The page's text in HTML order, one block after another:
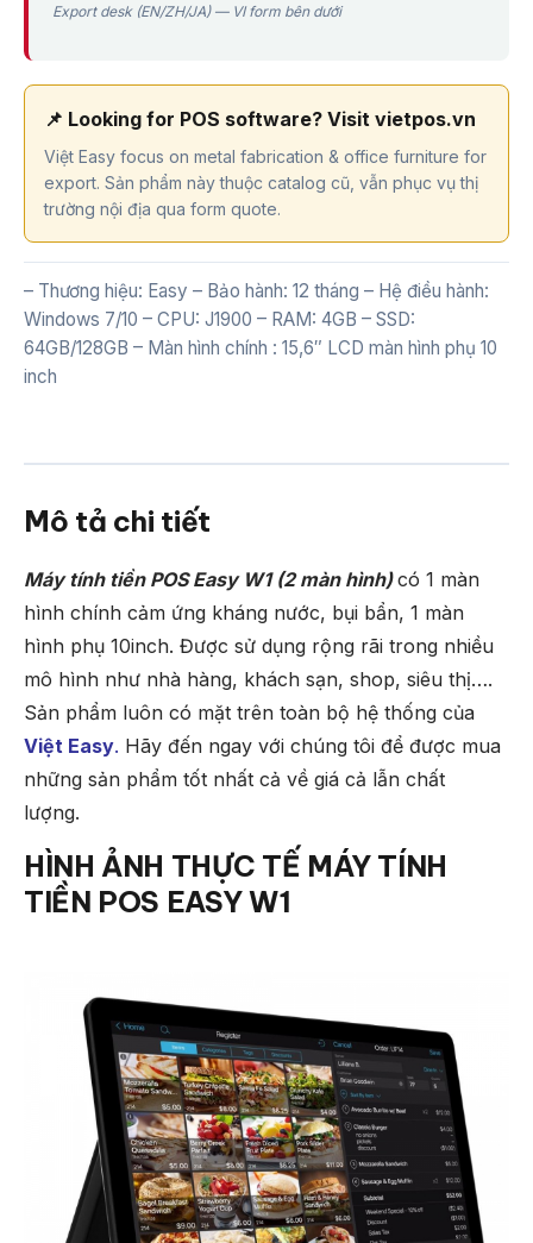
Export desk (EN/ZH/JA) — VI form bên dưới
📌 Looking for POS software? Visit vietpos.vn
Việt Easy focus on metal fabrication & office furniture for
export. Sản phẩm này thuộc catalog cũ, vẫn phục vụ thị
trường nội địa qua form quote.
– Thương hiệu: Easy – Bảo hành: 12 tháng – Hệ điều hành:
Windows 7/10 – CPU: J1900 – RAM: 4GB – SSD:
64GB/128GB – Màn hình chính : 15,6″ LCD màn hình phụ 10
inch
Mô tả chi tiết
Máy tính tiền POS Easy W1 (2 màn hình)có 1 màn
hình chính cảm ứng kháng nước, bụi bẩn, 1 màn
hình phụ 10inch. Được sử dụng rộng rãi trong nhiều
mô hình như nhà hàng, khách sạn, shop, siêu thị….
Sản phẩm luôn có mặt trên toàn bộ hệ thống của
Việt Easy. Hãy đến ngay với chúng tôi để được mua
những sản phẩm tốt nhất cả về giá cả lẫn chất
lượng.
HÌNH ẢNH THỰC TẾ MÁY TÍNH
TIỀN POS EASY W1